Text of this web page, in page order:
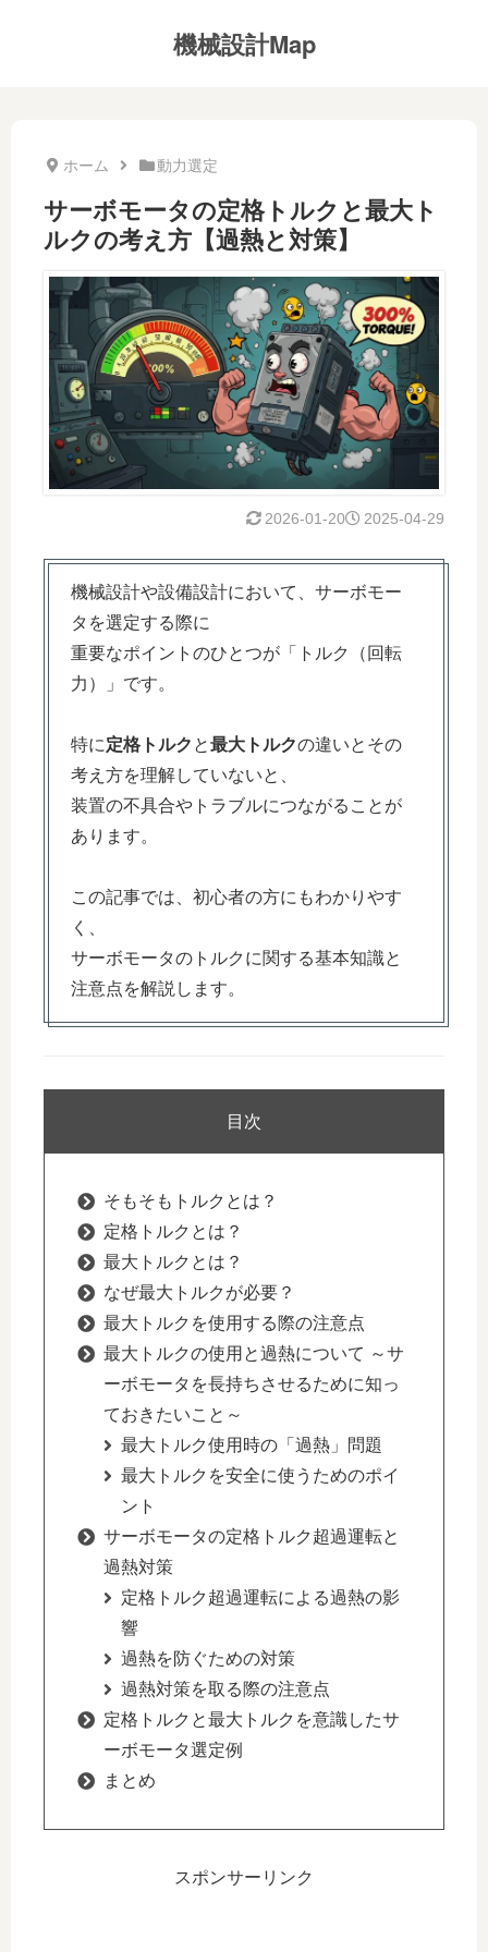
機械設計Map
ホーム 動力選定
サーボモータの定格トルクと最大ト
ルクの考え方【過熱と対策】
2025-04-29
2026-01-20
機械設計や設備設計において、サーボモー
タを選定する際に
重要なポイントのひとつが「トルク（回転
力）」です。
特に定格トルク と最大トルクの違いとその
考え方を理解していないと、
装置の不具合やトラブルにつながることが
あります。
この記事では、初心者の方にもわかりやす
く、
サーボモータのトルクに関する基本知識と
注意点を解説します。
目次
そもそもトルクとは？
定格トルクとは？
最大トルクとは？
なぜ最大トルクが必要？
最大トルクを使用する際の注意点
最大トルクの使用と過熱について ～サ
ーボモータを長持ちさせるために知っ
ておきたいこと～
最大トルク使用時の「過熱」問題
最大トルクを安全に使うためのポイ
ント
サーボモータの定格トルク超過運転と
過熱対策
定格トルク超過運転による過熱の影
響
過熱を防ぐための対策
過熱対策を取る際の注意点
定格トルクと最大トルクを意識したサ
ーボモータ選定例
まとめ
スポンサーリンク